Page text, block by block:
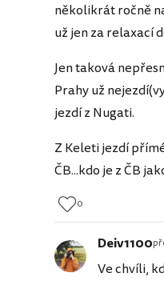
několikrát ročně
už jen za relaxací
Jen taková
Prahy už
jezdí z Nugati.
Z Keleti jezdí
ČB...kdo je z ČB
0
Deiv1100
Ve chvíli,